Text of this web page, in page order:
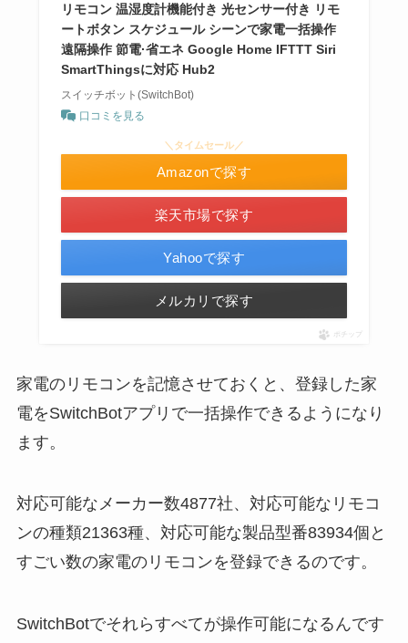
リモコン 温湿度計機能付き 光センサー付き リモ
ートボタン スケジュール シーンで家電一括操作
遠隔操作 節電·省エネ Google Home IFTTT Siri
SmartThingsに対応 Hub2
スイッチボット(SwitchBot)
口コミを見る
＼タイムセール／
Amazonで探す
楽天市場で探す
Yahooで探す
メルカリで探す
ポチップ
家電のリモコンを記憶させておくと、登録した家
電をSwitchBotアプリで一括操作できるようになり
ます。
対応可能なメーカー数4877社、対応可能なリモコ
ンの種類21363種、対応可能な製品型番83934個と
すごい数の家電のリモコンを登録できるのです。
SwitchBotでそれらすべてが操作可能になるんです